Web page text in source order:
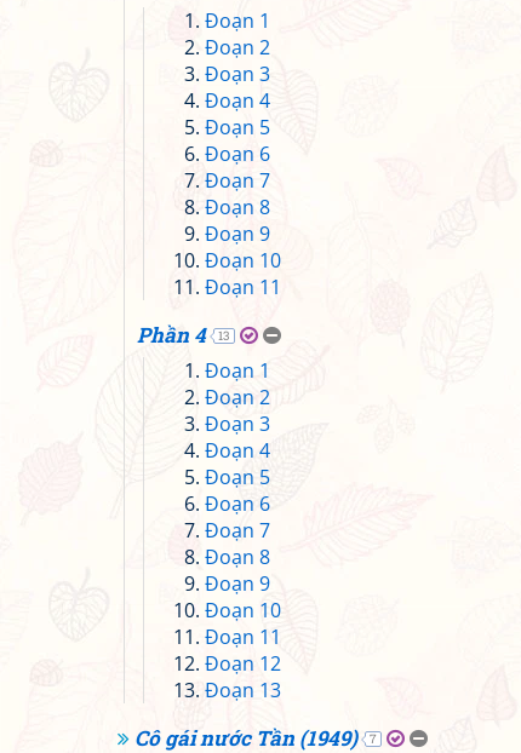
Đoạn 1
Đoạn 2
Đoạn 3
Đoạn 4
Đoạn 5
Đoạn 6
Đoạn 7
Đoạn 8
Đoạn 9
Đoạn 10
Đoạn 11
Phần 4 13
Đoạn 1
Đoạn 2
Đoạn 3
Đoạn 4
Đoạn 5
Đoạn 6
Đoạn 7
Đoạn 8
Đoạn 9
Đoạn 10
Đoạn 11
Đoạn 12
Đoạn 13
Cô gái nước Tần (1949) 7